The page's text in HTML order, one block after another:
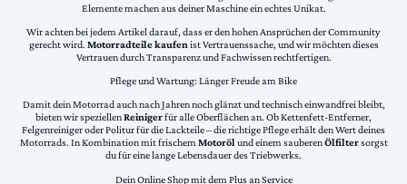
Elemente machen aus deiner Maschine ein echtes Unikat.
Wir achten bei jedem Artikel darauf, dass er den hohen Ansprüchen der Community
gerecht wird. Motorradteile kaufen ist Vertrauenssache, und wir möchten dieses
Vertrauen durch Transparenz und Fachwissen rechtfertigen.
Pflege und Wartung: Länger Freude am Bike
Damit dein Motorrad auch nach Jahren noch glänzt und technisch einwandfrei bleibt,
bieten wir speziellenReinigerfür alle Oberflächen an. Ob Kettenfett-Entferner,
Felgenreiniger oder Politur für die Lackteile – die richtige Pflege erhält den Wert deines
Motorrads. In Kombination mit frischemMotorölund einem sauberenÖlfiltersorgst
du für eine lange Lebensdauer des Triebwerks.
Dein Online Shop mit dem Plus an Service